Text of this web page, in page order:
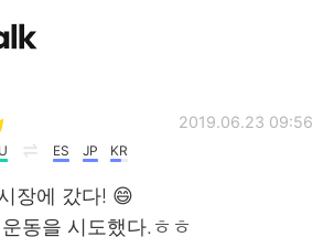
ES JP KR
2019.06.23 09:56
장에 갔다! 😄
동을 시도했다.ㅎㅎ